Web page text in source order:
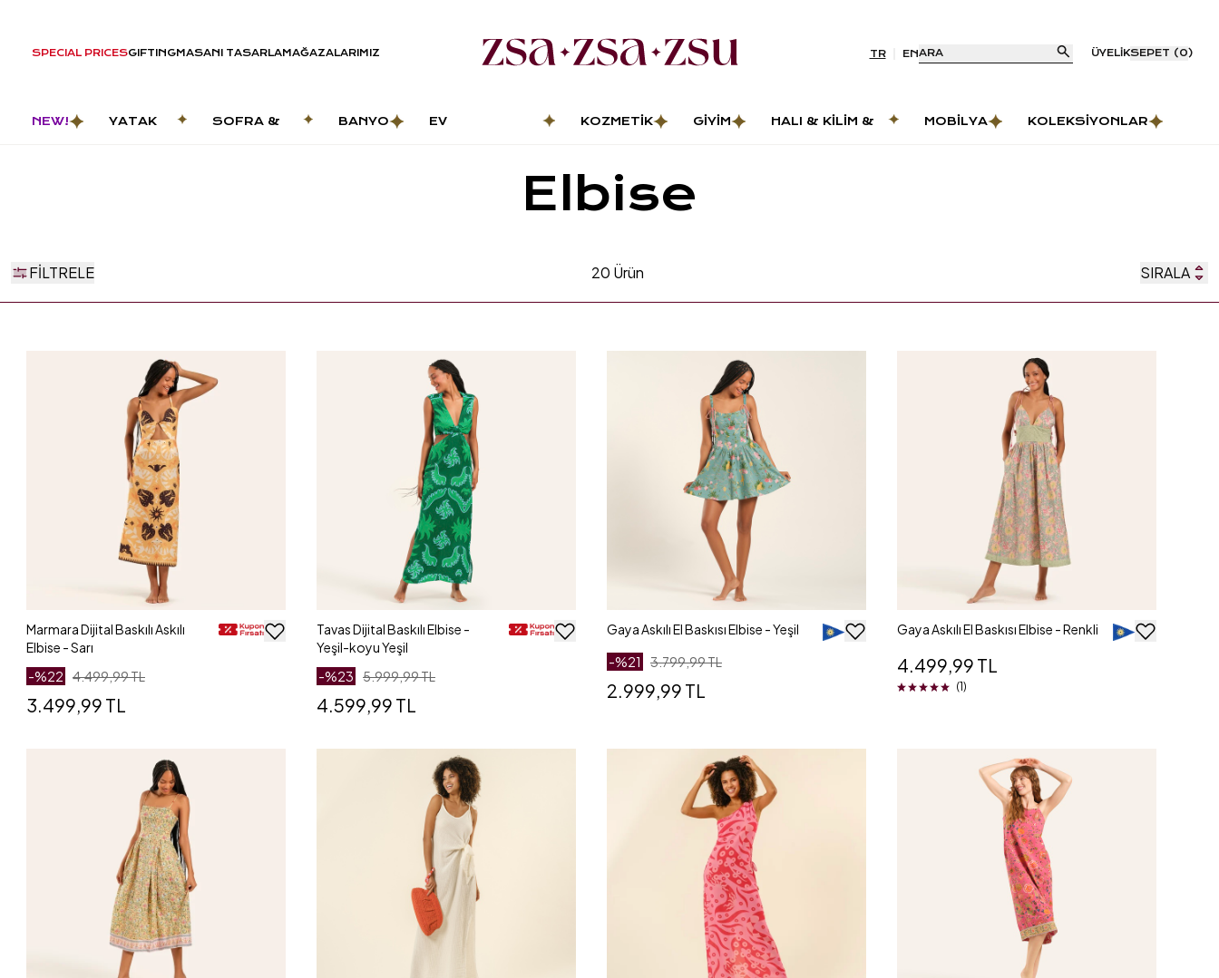
SPECIAL PRICESGIFTINGMASANI TASARLAMAĞAZALARIMIZ TR ENARA ÜYELIKSEPET (0)
NEW!
YATAK
SOFRA &
BANYO
EV
KOZMETIK GIYIM
HALI & KILIM &
MOBILYA KOLEKSIYONLAR
Elbise
FILTRELE 20 Ürün SIRALA
Marmara Dijital Baskılı Askılı
Elbise - Sarı
-%22 4.499,99 TL
3.499,99 TL
Tavas Dijital Baskılı Elbise -
Yeşil-koyu Yeşil
-%23 5.999,99 TL
4.599,99 TL
Gaya Askılı El Baskısı Elbise - Yeşil
-%21 3.799,99 TL
2.999,99 TL
Gaya Askılı El Baskısı Elbise - Renkli
4.499,99 TL
(1)